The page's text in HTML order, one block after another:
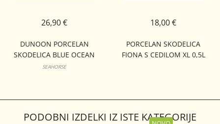
DUNOON PORCELAN
SKODELICA BLUE OCEAN
LOMOND
SEAHORSE
26,90 €
PORCELAN SKODELICA
FIONA S CEDILOM XL 0,5L
18,00 €
PODOBNI IZDELKI IZ ISTE KATEGORIJE